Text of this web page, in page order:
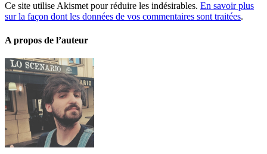
Ce site utilise Akismet pour réduire les indésirables. En savoir plus
sur la façon dont les données de vos commentaires sont traitées.
A propos de l’auteur